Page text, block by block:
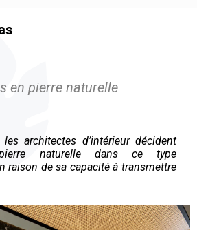
en pierre naturelle
architectes d’intérieur décident
naturelle dans ce type
raison de sa capacité à transmettre